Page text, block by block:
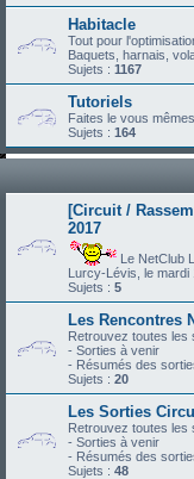
Habitacle
Tout pour
Baquets, harnais,
Sujets : 1167
Tutoriels
Faites le vous
Sujets : 164
[Circuit /
2017
Le NetClub
Lurcy-Lévis, le mardi
Sujets : 5
Les Rencontres
Retrouvez toutes les
- Sorties à venir
- Résumés des
Sujets : 20
Les Sorties
Retrouvez toutes les
- Sorties à venir
- Résumés des
Sujets : 48